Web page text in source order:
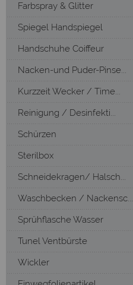
Farbspray & Glitter
Spiegel Handspiegel
Handschuhe Coiffeur
Nacken-und Puder-Pinse...
Kurzzeit Wecker / Time...
Reinigung / Desinfekti...
Schürzen
Sterilbox
Schneidekragen/ Halsch...
Waschbecken / Nackensc...
Sprühflasche Wasser
Tunel Ventbürste
Wickler